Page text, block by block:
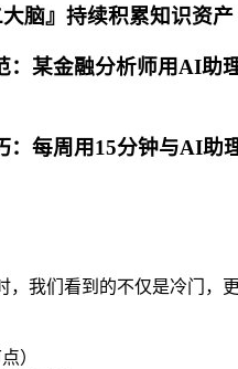
脑』持续积累知识资产
：某金融分析师用AI助
：每周用15分钟与AI助
，我们看到的不仅是冷门
）